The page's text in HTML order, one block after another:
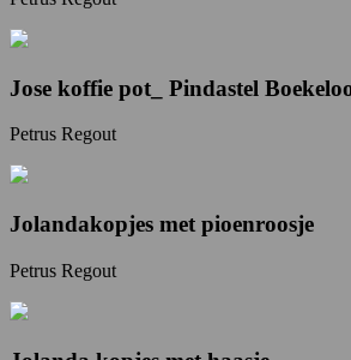
Jose koffie pot_ Pindastel
Petrus Regout
Jolandakopjes met pioenroosje
Petrus Regout